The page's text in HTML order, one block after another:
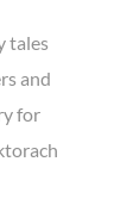
tales
and
for